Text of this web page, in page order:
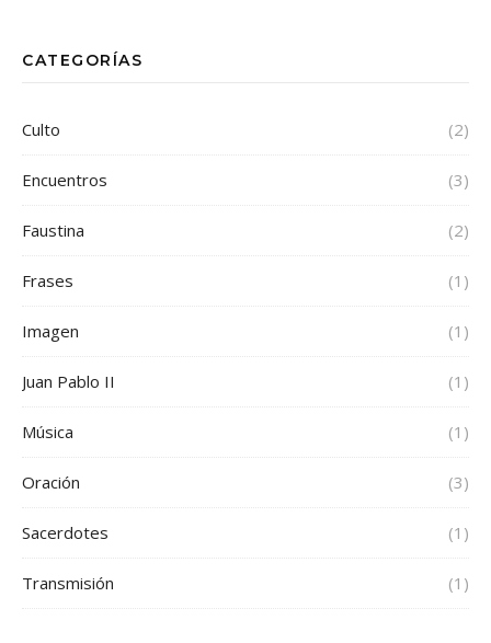
CATEGORÍAS
Culto (2)
Encuentros (3)
Faustina (2)
Frases (1)
Imagen (1)
Juan Pablo II (1)
Música (1)
Oración (3)
Sacerdotes (1)
Transmisión (1)